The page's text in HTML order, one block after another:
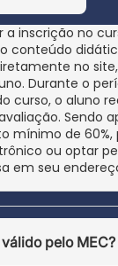
a inscrição no
conteúdo
no
Durante o
curso, o aluno
Sendo
mínimo de 60%,
ou optar
em seu
pelo MEC?